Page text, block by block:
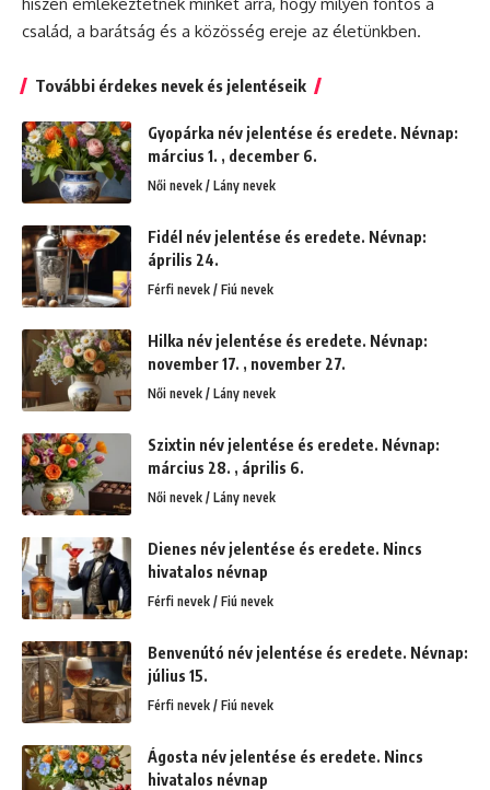
család, a barátság és a közösség ereje az életünkben.
További érdekes nevek és jelentéseik
Gyopárka név jelentése és eredete. Névnap:
március 1. , december 6.
Női nevek / Lány nevek
Fidél név jelentése és eredete. Névnap:
április 24.
Férfi nevek / Fiú nevek
Hilka név jelentése és eredete. Névnap:
november 17. , november 27.
Női nevek / Lány nevek
Szixtin név jelentése és eredete. Névnap:
március 28. , április 6.
Női nevek / Lány nevek
Dienes név jelentése és eredete. Nincs
hivatalos névnap
Férfi nevek / Fiú nevek
Benvenútó név jelentése és eredete. Névnap:
július 15.
Férfi nevek / Fiú nevek
Ágosta név jelentése és eredete. Nincs
hivatalos névnap